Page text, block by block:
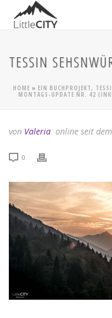
TESSIN
HOME » EIN BUCHPROJEKT,
MONTAGS-UPDATE NR. 42
von Valeria online seit dem
0